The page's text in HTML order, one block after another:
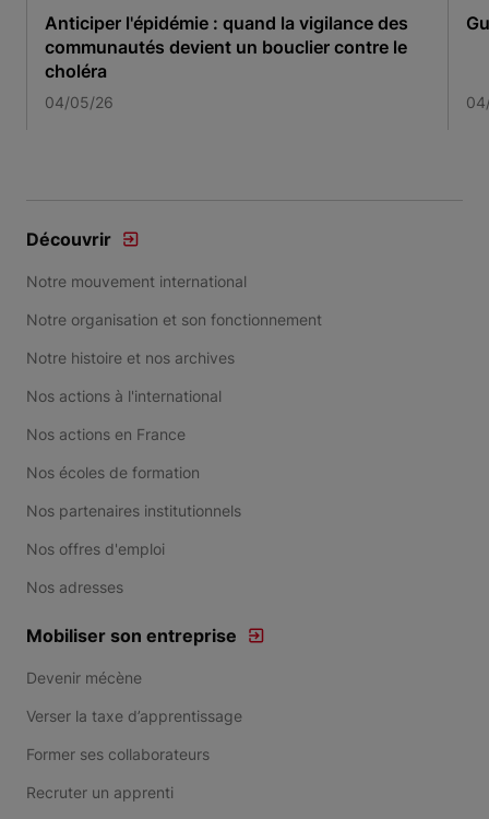
Anticiper l'épidémie : quand la vigilance des
communautés devient un bouclier contre le
choléra
04/05/26
Découvrir
Notre mouvement international
Notre organisation et son fonctionnement
Notre histoire et nos archives
Nos actions à l'international
Nos actions en France
Nos écoles de formation
Nos partenaires institutionnels
Nos offres d'emploi
Nos adresses
Mobiliser son entreprise
Devenir mécène
Verser la taxe d’apprentissage
Former ses collaborateurs
Recruter un apprenti